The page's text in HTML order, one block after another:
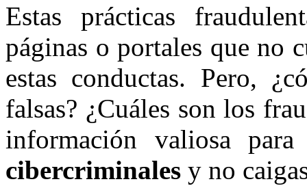
Estas prácticas
páginas o portales que no
estas conductas. Pero,
falsas? ¿Cuáles son los
información valiosa
cibercriminales y no